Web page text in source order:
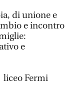
di unione e
e incontro
e
liceo Fermi